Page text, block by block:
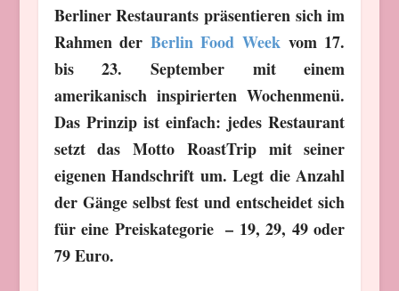
Berliner Restaurants präsentieren sich im
Rahmen der Berlin Food Week vom 17.
bis 23. September mit einem
amerikanisch inspirierten Wochenmenü.
Das Prinzip ist einfach: jedes Restaurant
setzt das Motto RoastTrip mit seiner
eigenen Handschrift um. Legt die Anzahl
der Gänge selbst fest und entscheidet sich
für eine Preiskategorie – 19, 29, 49 oder
79 Euro.